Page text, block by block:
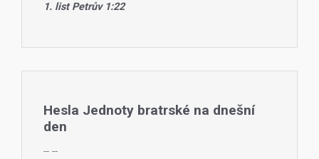
1. list Petrův 1:22
Hesla Jednoty bratrské na dnešní
den
-- --